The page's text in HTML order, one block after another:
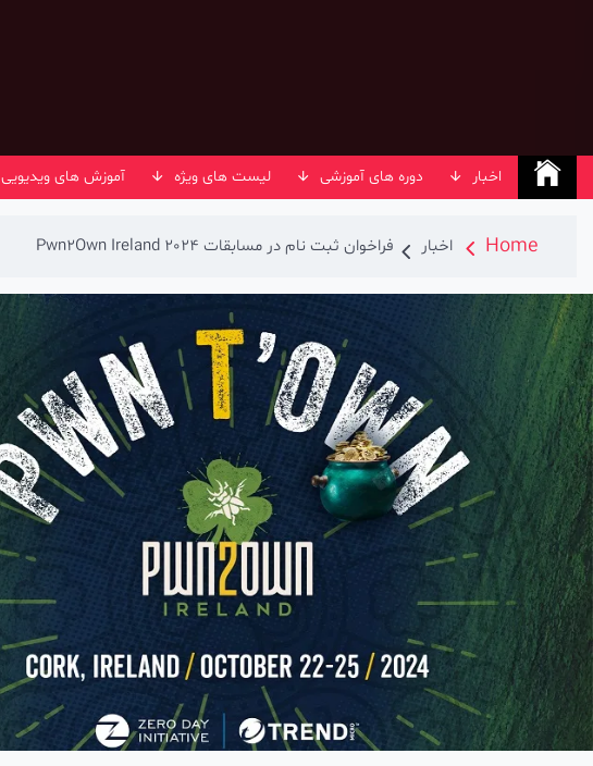
اخبار دوره های آموزشی لیست های ویژه آموزش های ویدیویی
Home اخبار فراخوان ثبت نام در مسابقات Pwn2Own Ireland 2024